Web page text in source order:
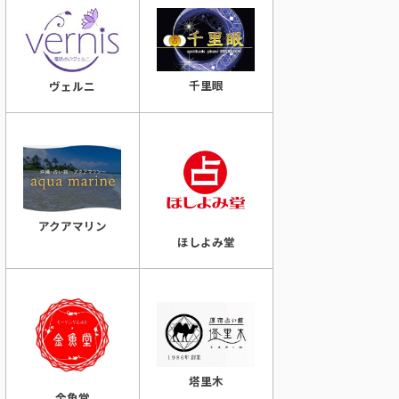
ヴェルニ 千里眼
アクアマリン
ほしよみ堂
塔里木